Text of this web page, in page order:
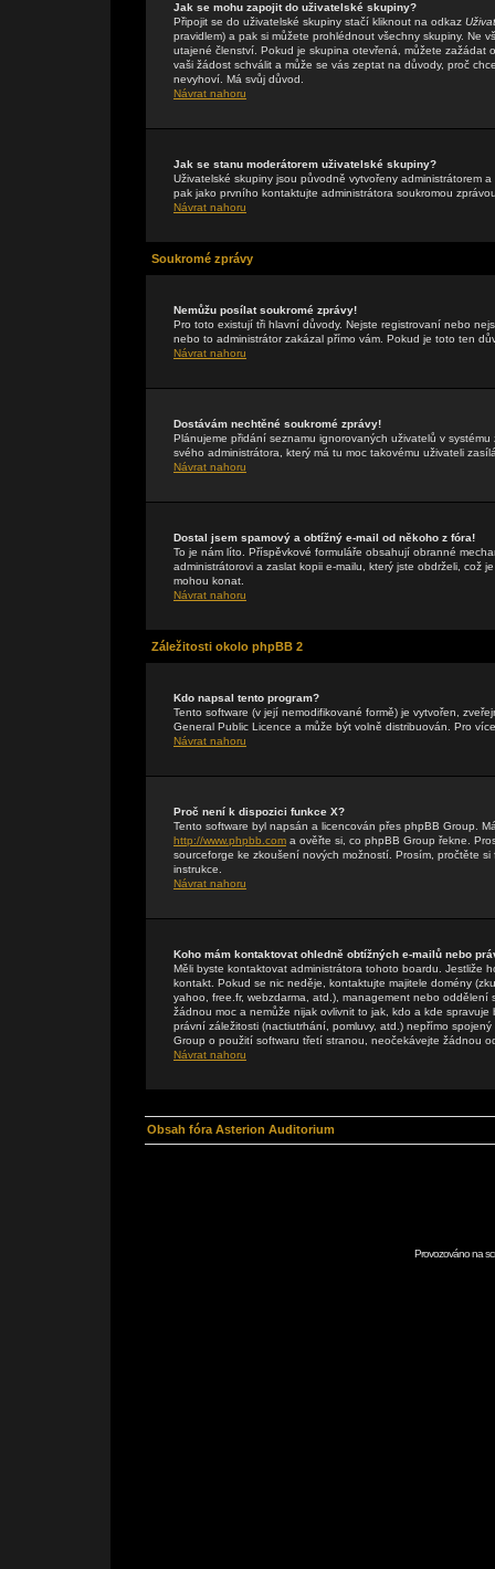
Jak se mohu zapojit do uživatelské skupiny?
Připojit se do uživatelské skupiny stačí kliknout na odkaz
pravidlem) a pak si můžete prohlédnout všechny skupiny. Ne
utajené členství. Pokud je skupina otevřená, můžete zažádat
vaši žádost schválit a může se vás zeptat na důvody, proč
nevyhoví. Má svůj důvod.
Návrat nahoru
Jak se stanu moderátorem uživatelské skupiny?
Uživatelské skupiny jsou původně vytvořeny administrátorem
pak jako prvního kontaktujte administrátora soukromou
Návrat nahoru
Soukromé zprávy
Nemůžu posílat soukromé zprávy!
Pro toto existují tři hlavní důvody. Nejste registrovaní nebo
nebo to administrátor zakázal přímo vám. Pokud je toto ten
Návrat nahoru
Dostávám nechtěné soukromé zprávy!
Plánujeme přidání seznamu ignorovaných uživatelů v
svého administrátora, který má tu moc takovému uživateli
Návrat nahoru
Dostal jsem spamový a obtížný e-mail od někoho z fóra!
To je nám líto. Příspěvkové formuláře obsahují obranné
administrátorovi a zaslat kopii e-mailu, který jste obdrželi, což
mohou konat.
Návrat nahoru
Záležitosti okolo phpBB 2
Kdo napsal tento program?
Tento software (v její nemodifikované formě) je vytvořen,
General Public Licence a může být volně distribuován. Pro
Návrat nahoru
Proč není k dispozici funkce X?
Tento software byl napsán a licencován přes phpBB Group.
http://www.phpbb.com a ověřte si, co phpBB Group řekne.
sourceforge ke zkoušení nových možností. Prosím, pročtěte
instrukce.
Návrat nahoru
Koho mám kontaktovat ohledně obtížných e-mailů nebo
Měli byste kontaktovat administrátora tohoto boardu. Jestliže
kontakt. Pokud se nic neděje, kontaktujte majitele domény
yahoo, free.fr, webzdarma, atd.), management nebo
žádnou moc a nemůže nijak ovlivnit to jak, kdo a kde
právní záležitosti (nactiutrhání, pomluvy, atd.) nepřímo
Group o použití softwaru třetí stranou, neočekávejte žádnou
Návrat nahoru
Obsah fóra Asterion Auditorium
Provozováno na